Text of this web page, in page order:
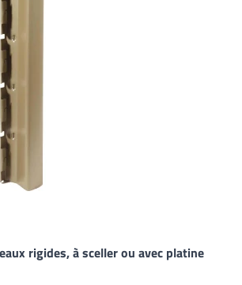
rigides, à sceller ou avec platine